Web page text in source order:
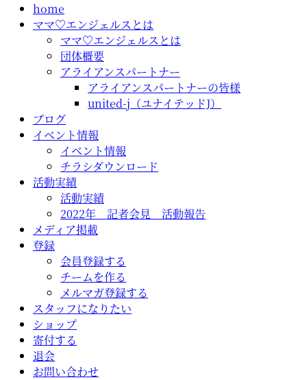
home
ママ♡エンジェルスとは
ママ♡エンジェルスとは
団体概要
アライアンスパートナー
アライアンスパートナーの皆様
united-j（ユナイテッドJ）
ブログ
イベント情報
イベント情報
チラシダウンロード
活動実績
活動実績
2022年 記者会見 活動報告
メディア掲載
登録
会員登録する
チームを作る
メルマガ登録する
スタッフになりたい
ショップ
寄付する
退会
お問い合わせ